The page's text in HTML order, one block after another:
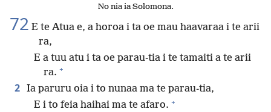
No nia ia Solomona.
72 E te Atua e, a horoa i ta oe mau haavaraa i te arii
ra,
E a tuu atu i ta oe parau-tia i te tamaiti a te arii
ra. +
2 Ia paruru oia i to nunaa ma te parau-tia,
E i to feia haihai ma te afaro. +